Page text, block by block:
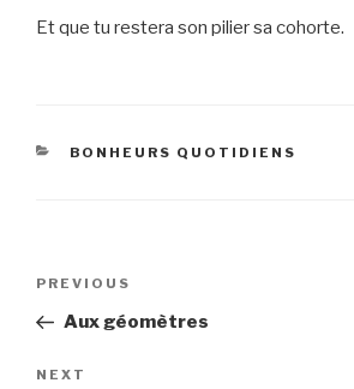
Et que tu restera son pilier sa cohorte.
CATEGORIES
BONHEURS QUOTIDIENS
Previous
Post
PREVIOUS
Aux géomètres
Next
NEXT